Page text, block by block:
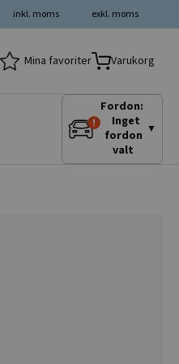
exkl. moms
inkl. moms
Mina favoriter Varukorg
Fordon:
Inget
fordon
valt
▼